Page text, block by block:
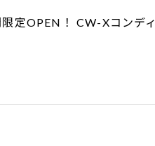
定OPEN！ CW-Xコンディ